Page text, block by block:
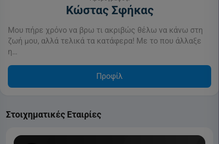
Κώστας Σφήκας
Μου πήρε χρόνο να βρω τι ακριβώς θέλω να κάνω στη
ζωή μου, αλλά τελικά τα κατάφερα! Με το που άλλαξε
η…
Προφίλ
Στοιχηματικές Εταιρίες